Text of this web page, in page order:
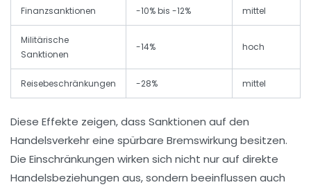
Finanzsanktionen -10% bis -12% mittel
Militärische
Sanktionen
-14% hoch
Reisebeschränkungen -28% mittel
Diese Effekte zeigen, dass Sanktionen auf den
Handelsverkehr eine spürbare Bremswirkung besitzen.
Die Einschränkungen wirken sich nicht nur auf direkte
Handelsbeziehungen aus, sondern beeinflussen auch